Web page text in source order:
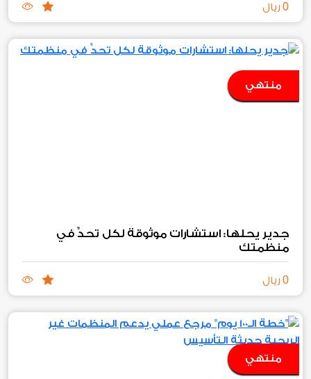
0 ريال
منتهي
جدير يحلها: استشارات موثوقة لكل تحدٍّ في
منظمتك
0 ريال
منتهي